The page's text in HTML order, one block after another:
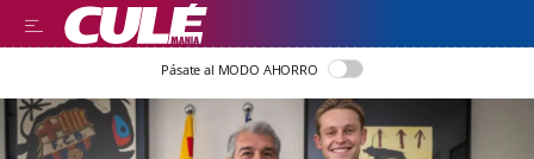
Pásate al MODO AHORRO